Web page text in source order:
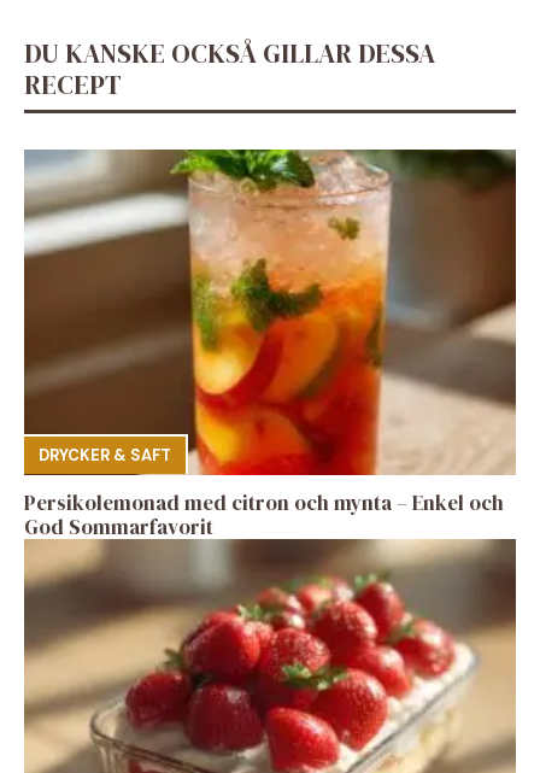
DU KANSKE OCKSÅ GILLAR DESSA
RECEPT
DRYCKER & SAFT
Persikolemonad med citron och mynta – Enkel och
God Sommarfavorit